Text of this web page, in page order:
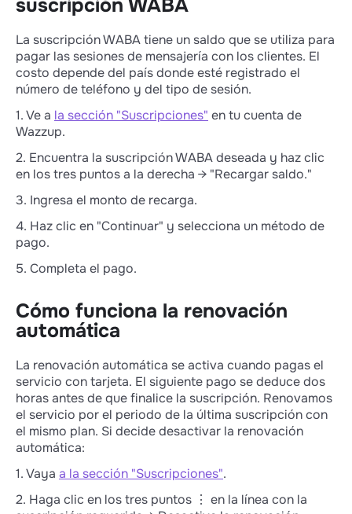
suscripción WABA
La suscripción WABA tiene un saldo que se utiliza para
pagar las sesiones de mensajería con los clientes. El
costo depende del país donde esté registrado el
número de teléfono y del tipo de sesión.
1. Ve a la sección "Suscripciones" en tu cuenta de
Wazzup.
2. Encuentra la suscripción WABA deseada y haz clic
en los tres puntos a la derecha → "Recargar saldo."
3. Ingresa el monto de recarga.
4. Haz clic en "Continuar" y selecciona un método de
pago.
5. Completa el pago.
Cómo funciona la renovación
automática
La renovación automática se activa cuando pagas el
servicio con tarjeta. El siguiente pago se deduce dos
horas antes de que finalice la suscripción. Renovamos
el servicio por el periodo de la última suscripción con
el mismo plan. Si decide desactivar la renovación
automática:
1. Vaya a la sección "Suscripciones".
2. Haga clic en los tres puntos ⋮ en la línea con la